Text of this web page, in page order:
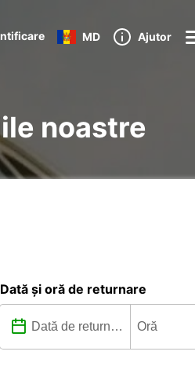
MD Ajutor
noastre
Dată și oră de returnare